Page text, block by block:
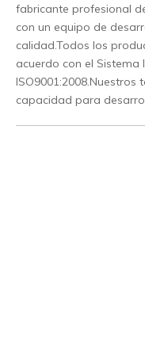
fabricante profesional
con un equipo de
calidad.Todos los
acuerdo con el Sistema
ISO9001:2008.Nuestros
capacidad para